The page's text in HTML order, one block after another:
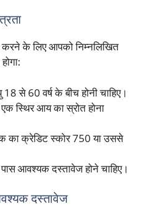
के लिए आपको निम्नलिखित
से 60 वर्ष के बीच होनी चाहिए।
स्थिर आय का स्रोत होना
का क्रेडिट स्कोर 750 या उससे
आवश्यक दस्तावेज होने चाहिए।
दस्तावेज